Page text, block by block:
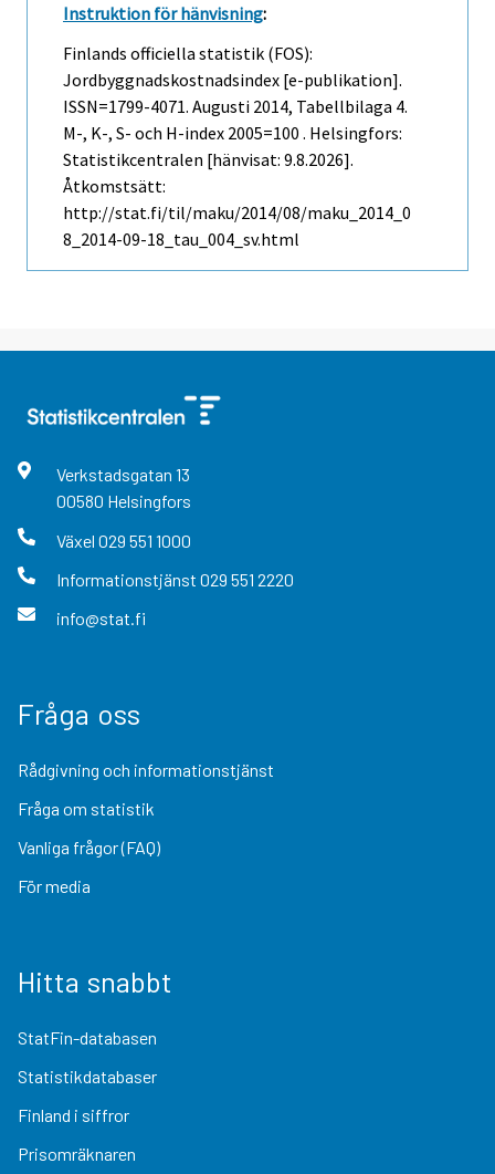
Instruktion för hänvisning:
Finlands officiella statistik (FOS):
Jordbyggnadskostnadsindex [e-publikation].
ISSN=1799-4071. Augusti 2014, Tabellbilaga 4.
M-, K-, S- och H-index 2005=100 . Helsingfors:
Statistikcentralen [hänvisat: 9.8.2026].
Åtkomstsätt:
http://stat.fi/til/maku/2014/08/maku_2014_0
8_2014-09-18_tau_004_sv.html
Verkstadsgatan 13
00580 Helsingfors
Växel 029 551 1000
Informationstjänst 029 551 2220
info@stat.fi
Fråga oss
Rådgivning och informationstjänst
Fråga om statistik
Vanliga frågor (FAQ)
För media
Hitta snabbt
StatFin-databasen
Statistikdatabaser
Finland i siffror
Prisomräknaren